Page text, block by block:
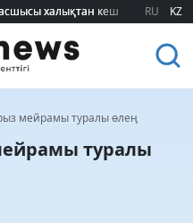
халықтан кешірім сұрады
халықтан кешірім сұрады
RU KZ
мейрамы туралы өлең
туралы